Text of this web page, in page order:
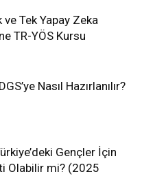
ve Tek Yapay Zeka
TR-YÖS Kursu
Nasıl Hazırlanılır?
Gençler İçin
Olabilir mi? (2025